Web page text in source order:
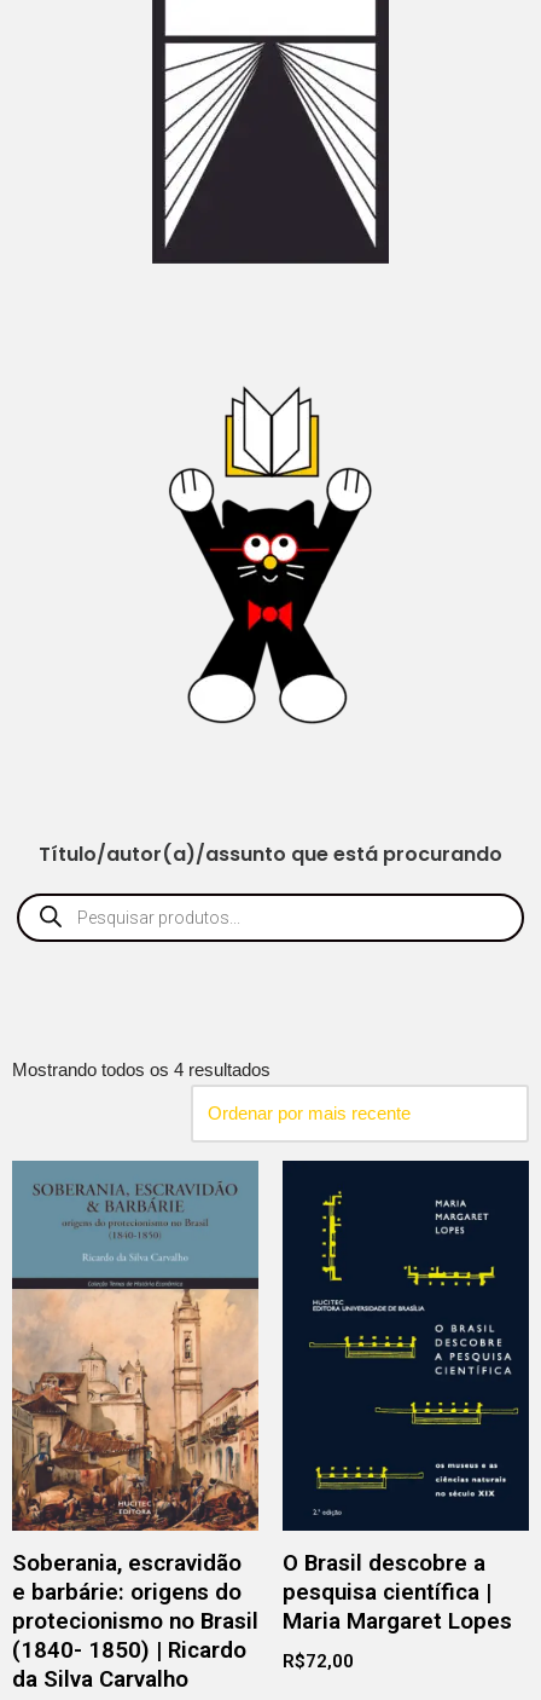
Título/autor(a)/assunto que está procurando
Mostrando todos os 4 resultados
Soberania, escravidão
e barbárie: origens do
protecionismo no Brasil
(1840- 1850) | Ricardo
da Silva Carvalho
O Brasil descobre a
pesquisa científica |
Maria Margaret Lopes
R$72,00